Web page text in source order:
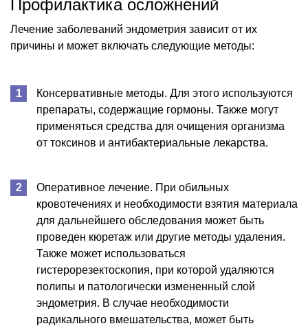
Профилактика осложнений
Лечение заболеваний эндометрия зависит от их
причины и может включать следующие методы:
Консервативные методы. Для этого используются
препараты, содержащие гормоны. Также могут
применяться средства для очищения организма
от токсинов и антибактериальные лекарства.
Оперативное лечение. При обильных
кровотечениях и необходимости взятия материала
для дальнейшего обследования может быть
проведен кюретаж или другие методы удаления.
Также может использоваться
гистерорезектоскопия, при которой удаляются
полипы и патологически измененный слой
эндометрия. В случае необходимости
радикального вмешательства, может быть